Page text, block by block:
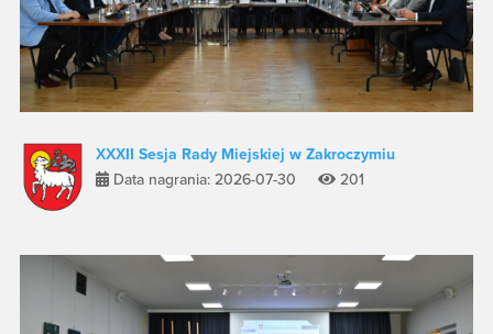
XXXII Sesja Rady Miejskiej w Zakroczymiu
Data nagrania: 2026-07-30
201